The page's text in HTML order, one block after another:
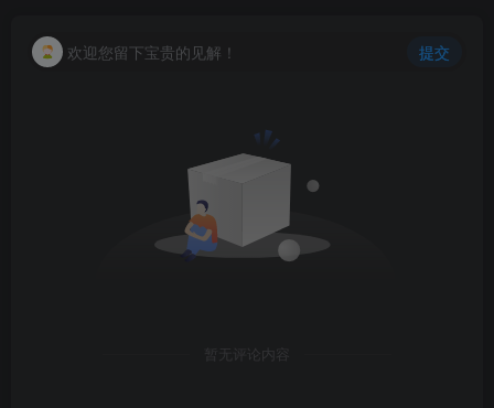
欢迎您留下宝贵的见解！ 提交
暂无评论内容